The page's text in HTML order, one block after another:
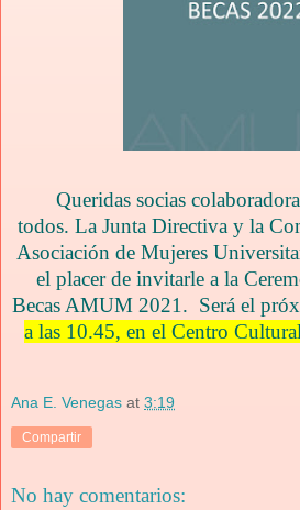
Queridas socias
todos. La Junta Directiva y la
Asociación de Mujeres
el placer de invitarle a la
Becas AMUM 2021. Será el
a las 10.45, en el Centro
Ana E. Venegas at 3:19
Compartir
No hay comentarios: